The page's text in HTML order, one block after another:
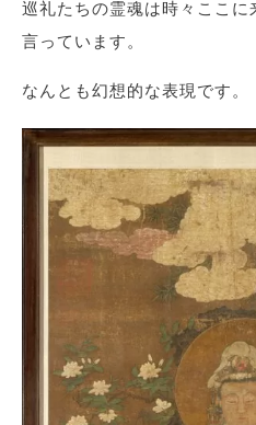
巡礼たちの霊魂は時々ここに
言っています。
なんとも幻想的な表現です。